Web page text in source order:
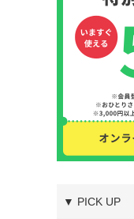
▼ PICK UP